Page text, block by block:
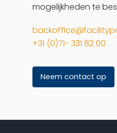
mogelijkheden te
+31 (0)71- 331 82 00
Neem contact op